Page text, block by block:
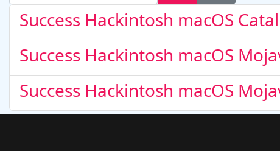
14600K + Asus RX 6600
Success Hackintosh macOS
Success Hackintosh macOS
Success Hackintosh macOS